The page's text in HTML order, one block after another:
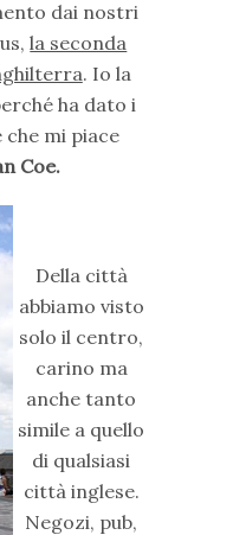
dai nostri
la seconda
. Io la
ha dato i
mi piace
Coe.
Della città
abbiamo visto
solo il centro,
carino ma
anche tanto
simile a quello
di qualsiasi
città inglese.
Negozi, pub,